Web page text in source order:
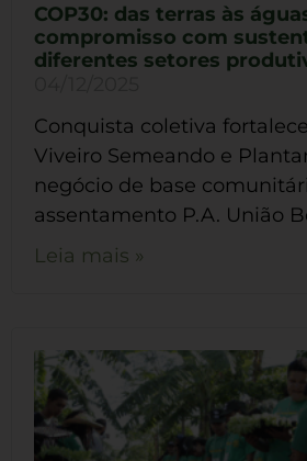
COP30: das terras às
compromisso com
diferentes setores
Conquista coletiva
Viveiro Semeando e
negócio de base
assentamento P.A. União
Leia mais »